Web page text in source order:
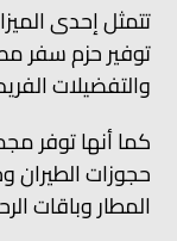
تتمثل إحدى
توفير حزم سفر
والتفضيلات
كما أنها توفر
حجوزات الطيران
المطار وباقات